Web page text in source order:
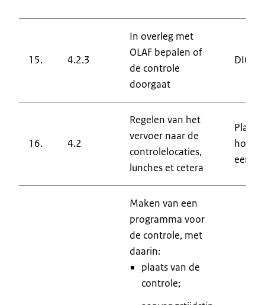
15. 4.2.3
In overleg met
OLAF bepalen of
de controle
doorgaat
DIC
16. 4.2
Regelen van het
vervoer naar de
controlelocaties,
lunches et cetera
hoofd
Maken van een
programma voor
de controle, met
daarin:
plaats van de
controle;